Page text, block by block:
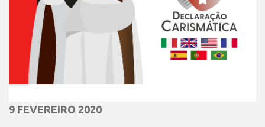
9 FEVEREIRO 2020